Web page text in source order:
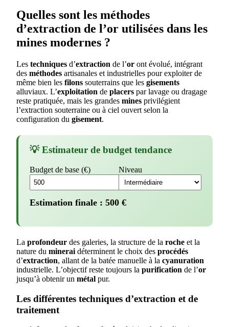
Quelles sont les méthodes
d’extraction de l’or utilisées dans les
mines modernes ?
Les techniques d’extraction de l’or ont évolué, intégrant
des méthodes artisanales et industrielles pour exploiter de
même bien les filons souterrains que les gisements
alluviaux. L’exploitation de placers par lavage ou dragage
reste pratiquée, mais les grandes mines privilégient
l’extraction souterraine ou à ciel ouvert selon la
configuration du gisement.
💡 Estimateur de budget tendance
Budget de base (€) Niveau
Estimation finale : 500 €
La profondeur des galeries, la structure de la roche et la
nature du minerai déterminent le choix des procédés
d’extraction, allant de la batée manuelle à la cyanuration
industrielle. L’objectif reste toujours la purification de l’or
jusqu’à obtenir un métal pur.
Les différentes techniques d’extraction et de
traitement